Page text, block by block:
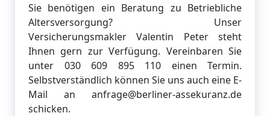
Sie benötigen ein Beratung zu Betriebliche
Altersversorgung? Unser
Versicherungsmakler Valentin Peter steht
Ihnen gern zur Verfügung. Vereinbaren Sie
unter 030 609 895 110 einen Termin.
Selbstverständlich können Sie uns auch eine E-
Mail an anfrage@berliner-assekuranz.de
schicken.